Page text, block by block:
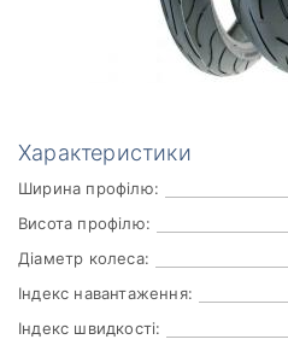
Характеристики
Ширина профілю:
Висота профілю:
Діаметр колеса:
Індекс навантаження:
Індекс швидкості: